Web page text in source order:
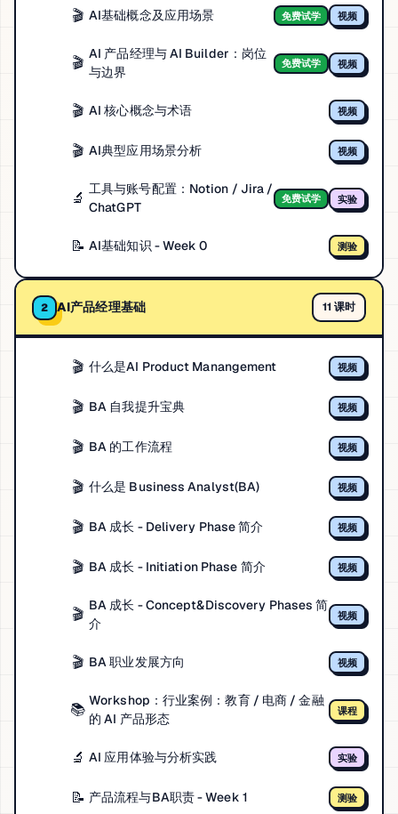
🎬 AI基础概念及应用场景 免费试学 视频
🎬 AI 产品经理与 AI Builder：岗位
与边界
免费试学 视频
🎬 AI 核心概念与术语 视频
🎬 AI典型应用场景分析 视频
🔬 工具与账号配置：Notion / Jira /
ChatGPT
免费试学 实验
📝 AI基础知识 - Week 0 测验
2 AI产品经理基础 11 课时
🎬 什么是AI Product Manangement 视频
🎬 BA 自我提升宝典 视频
🎬 BA 的工作流程 视频
🎬 什么是 Business Analyst(BA) 视频
🎬 BA 成长 - Delivery Phase 简介 视频
🎬 BA 成长 - Initiation Phase 简介 视频
🎬 BA 成长 - Concept&Discovery Phases 简
介
视频
🎬 BA 职业发展方向 视频
📚 Workshop：行业案例：教育 / 电商 / 金融
的 AI 产品形态
课程
🔬 AI 应用体验与分析实践 实验
📝 产品流程与BA职责 - Week 1 测验